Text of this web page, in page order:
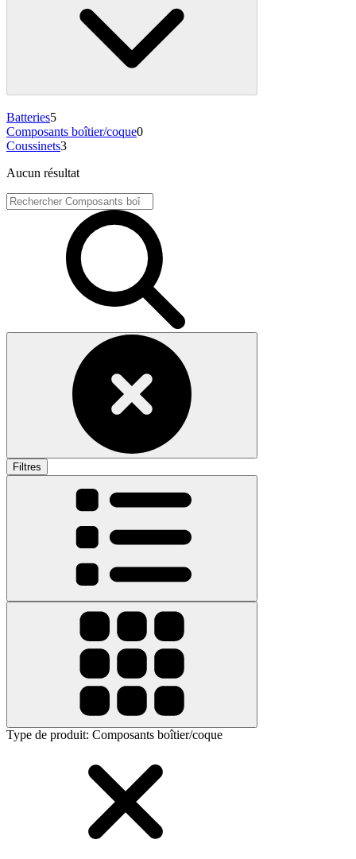
Batteries5
Composants boîtier/coque0
Coussinets3
Aucun résultat
Filtres
Type de produit: Composants boîtier/coque